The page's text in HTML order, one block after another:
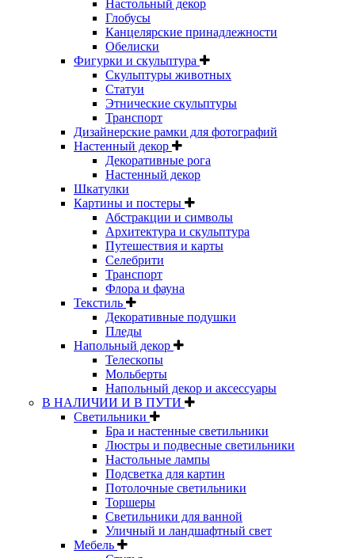
Настольный декор
Глобусы
Канцелярские принадлежности
Обелиски
Фигурки и скульптура
Скульптуры животных
Статуи
Этнические скульптуры
Транспорт
Дизайнерские рамки для фотографий
Настенный декор
Декоративные рога
Настенный декор
Шкатулки
Картины и постеры
Абстракции и символы
Архитектура и скульптура
Путешествия и карты
Селебрити
Транспорт
Флора и фауна
Текстиль
Декоративные подушки
Пледы
Напольный декор
Телескопы
Мольберты
Напольный декор и аксессуары
В НАЛИЧИИ И В ПУТИ
Светильники
Бра и настенные светильники
Люстры и подвесные светильники
Настольные лампы
Подсветка для картин
Потолочные светильники
Торшеры
Светильники для ванной
Уличный и ландшафтный свет
Мебель